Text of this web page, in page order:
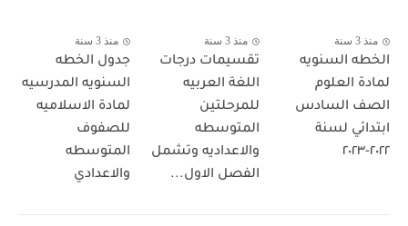
منذ 3 سنة
الخطه السنويه
لمادة العلوم
الصف السادس
ابتدائي لسنة
٢٠٢٢-٢٠٢٣
منذ 3 سنة
تقسيمات درجات
اللغة العربيه
للمرحلتين
المتوسطه
والاعداديه وتشمل
الفصل الاول...
منذ 3 سنة
جدول الخطه
السنويه المدرسيه
لمادة الاسلاميه
للصفوف
المتوسطه
والاعدادي